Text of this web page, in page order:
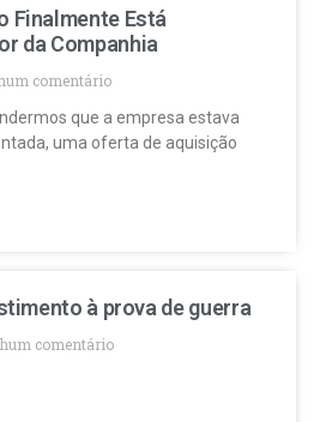
Finalmente Está
da Companhia
comentário
que a empresa estava
uma oferta de aquisição
à prova de guerra
comentário